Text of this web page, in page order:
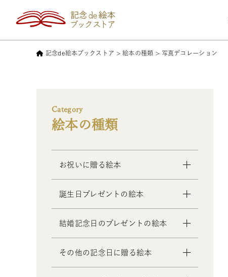
記念de絵本ブックストア >絵本の種類 > 写真デコレーション
Category
絵本の種類
お祝いに贈る絵本
- 成人祝いの絵本
- 初節句のお祝いの絵本
- 入園・入学／卒園・卒業祝いの絵
本
- 還暦祝いの絵本
誕生日プレゼントの絵本
- 2歳～6歳の幼児への誕生日プレゼ
- 小学生の子供への誕生日プレゼン
トの絵本
結婚記念日のプレゼントの絵本
- 夫への結婚記念日の絵本
その他の記念日に贈る絵本